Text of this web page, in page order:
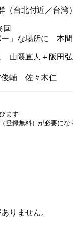
（台北付近／台
回
ー」な場所に 本
山隈直人＋阪田
輔 佐々木仁
ます
登録無料）が必要にな
りません。